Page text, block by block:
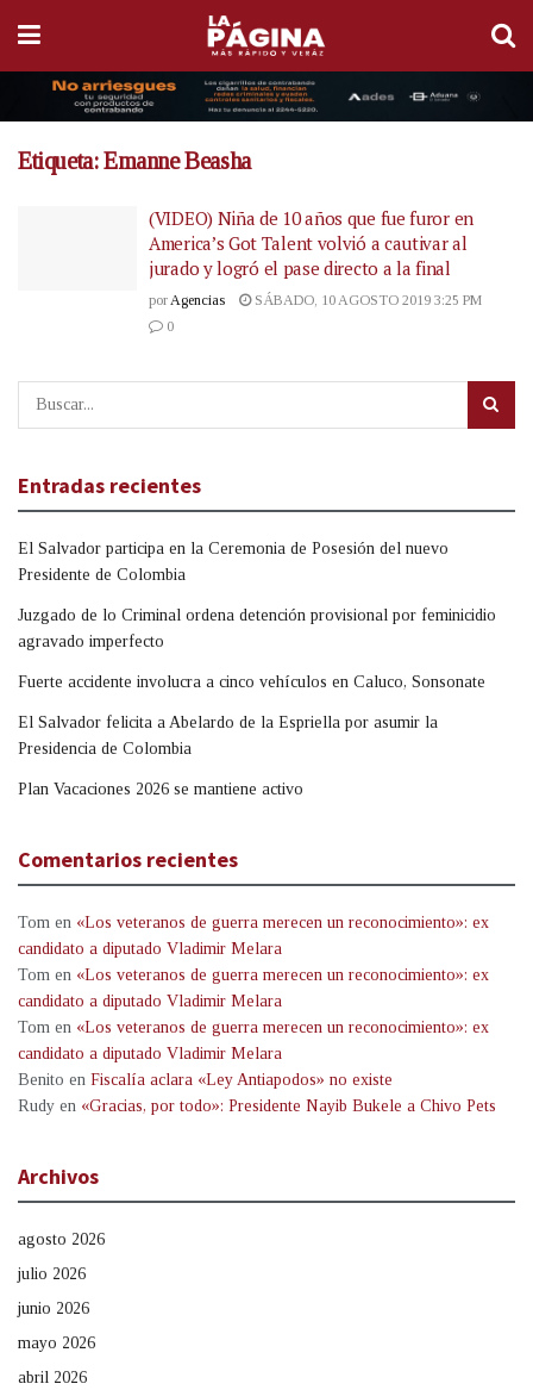
Etiqueta:Emanne Beasha
(VIDEO) Niña de 10 años que fue furor en
America’s Got Talent volvió a cautivar al
jurado y logró el pase directo a la final
por Agencias
SÁBADO, 10 AGOSTO 2019 3:25 PM
0
Entradas recientes
El Salvador participa en la Ceremonia de Posesión del nuevo
Presidente de Colombia
Juzgado de lo Criminal ordena detención provisional por feminicidio
agravado imperfecto
Fuerte accidente involucra a cinco vehículos en Caluco, Sonsonate
El Salvador felicita a Abelardo de la Espriella por asumir la
Presidencia de Colombia
Plan Vacaciones 2026 se mantiene activo
Comentarios recientes
Tom en «Los veteranos de guerra merecen un reconocimiento»: ex
candidato a diputado Vladimir Melara
Tom en «Los veteranos de guerra merecen un reconocimiento»: ex
candidato a diputado Vladimir Melara
Tom en «Los veteranos de guerra merecen un reconocimiento»: ex
candidato a diputado Vladimir Melara
Benito en Fiscalía aclara «Ley Antiapodos» no existe
Rudy en «Gracias, por todo»: Presidente Nayib Bukele a Chivo Pets
Archivos
agosto 2026
julio 2026
junio 2026
mayo 2026
abril 2026